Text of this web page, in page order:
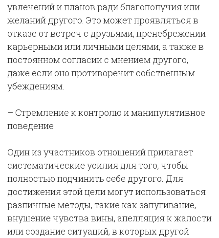
увлечений и планов ради благополучия или
желаний другого. Это может проявляться в
отказе от встреч с друзьями, пренебрежении
карьерными или личными целями, а также в
постоянном согласии с мнением другого,
даже если оно противоречит собственным
убеждениям.
– Стремление к контролю и манипулятивное
поведение
Один из участников отношений прилагает
систематические усилия для того, чтобы
полностью подчинить себе другого. Для
достижения этой цели могут использоваться
различные методы, такие как запугивание,
внушение чувства вины, апелляция к жалости
или создание ситуаций, в которых другой